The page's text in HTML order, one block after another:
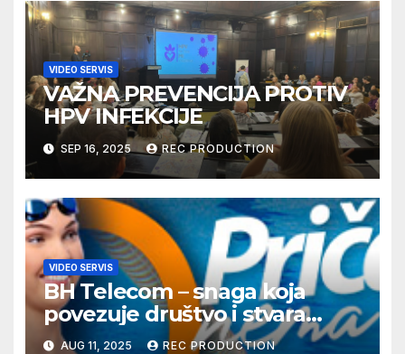
VIDEO SERVIS
VAŽNA PREVENCIJA PROTIV
HPV INFEKCIJE
SEP 16, 2025 REC PRODUCTION
VIDEO SERVIS
BH Telecom – snaga koja
povezuje društvo i stvara
dobre priče
AUG 11, 2025 REC PRODUCTION